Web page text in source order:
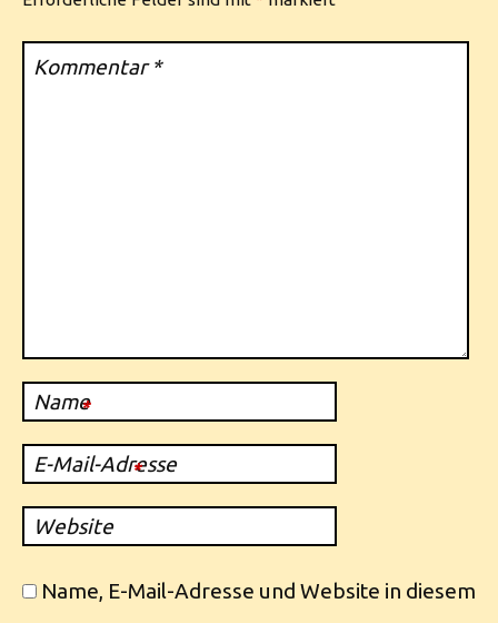
Kommentar*
Name
*
E-Mail-Adresse
*
Website
Name, E-Mail-Adresse und Website in diesem